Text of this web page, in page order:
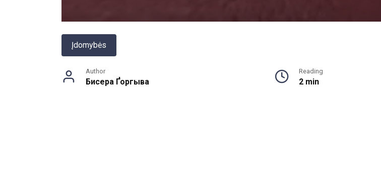
Įdomybės
Author
Бисера Ґоргыва
Reading
2 min